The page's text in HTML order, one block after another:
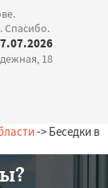
Спасибо.
18
-> Беседки в